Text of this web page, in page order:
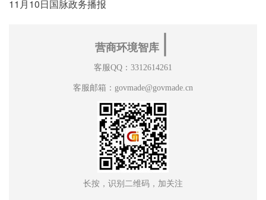
11月10日国脉政务播报
营商环境智库
客服QQ：3312614261
客服邮箱：govmade@govmade.cn
长按，识别二维码，加关注